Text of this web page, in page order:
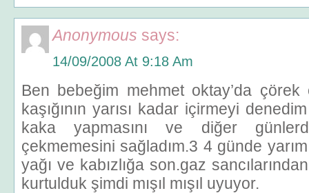
Anonymous says:
14/09/2008 At 9:18 Am
Ben bebeğim mehmet oktay’da çörek
kaşığının yarısı kadar içirmeyi
kaka yapmasını ve diğer
çekmemesini sağladım.3 4 günde
yağı ve kabızlığa son.gaz
kurtulduk şimdi mışıl mışıl uyuyor.